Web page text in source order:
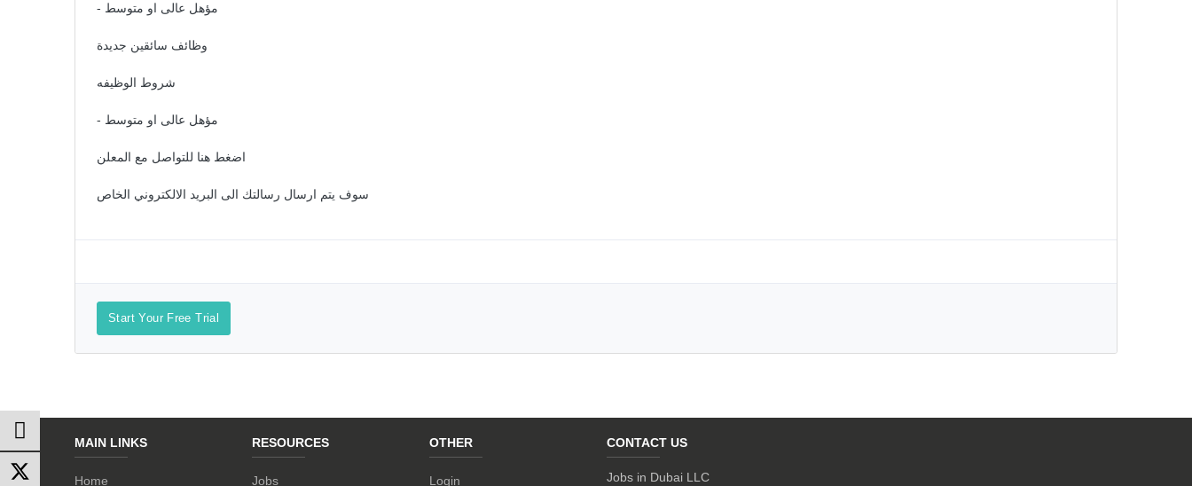
- مؤهل عالى او متوسط
وظائف سائقين جديدة
شروط الوظيفه
- مؤهل عالى او متوسط
اضغط هنا للتواصل مع المعلن
سوف يتم ارسال رسالتك الى البريد الالكتروني الخاص
Start Your Free Trial
MAIN LINKS
Home
RESOURCES
Jobs
OTHER
Login
CONTACT US
Jobs in Dubai LLC